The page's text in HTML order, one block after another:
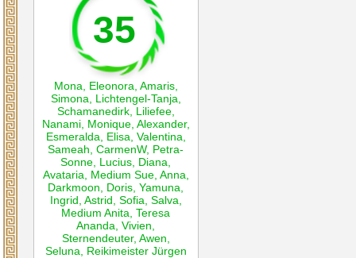
35
Mona Eleonora Amaris
Simona
Lichtengel-Tanja
Schamanedirk Liliefee
Nanami Monique Alexander,
Esmeralda
Elisa Valentina
Sameah ,CarmenW, Petra-
Sonne Lucius Diana
Avataria
Medium Sue Anna
Darkmoon
Doris ,Yamuna
Ingrid Astrid Sofia Salva
Medium Anita ,Teresa
Ananda ,Vivien
Sternendeuter, Awen
Seluna
Reikimeister Jürgen